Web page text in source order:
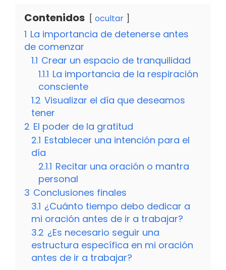
Contenidos ocultar
1 La importancia de detenerse antes
de comenzar
1.1 Crear un espacio de tranquilidad
1.1.1 La importancia de la respiración
consciente
1.2 Visualizar el día que deseamos
tener
2 El poder de la gratitud
2.1 Establecer una intención para el
día
2.1.1 Recitar una oración o mantra
personal
3 Conclusiones finales
3.1 ¿Cuánto tiempo debo dedicar a
mi oración antes de ir a trabajar?
3.2 ¿Es necesario seguir una
estructura específica en mi oración
antes de ir a trabajar?